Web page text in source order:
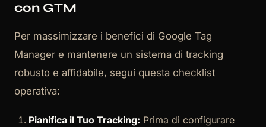
con GTM
Per massimizzare i benefici di Google Tag
Manager e mantenere un sistema di tracking
robusto e affidabile, segui questa checklist
operativa:
Pianifica il Tuo Tracking: Prima di configurare